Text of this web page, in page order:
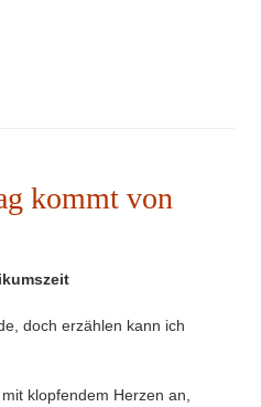
kommt von
doch erzählen kann ich
klopfendem Herzen an,